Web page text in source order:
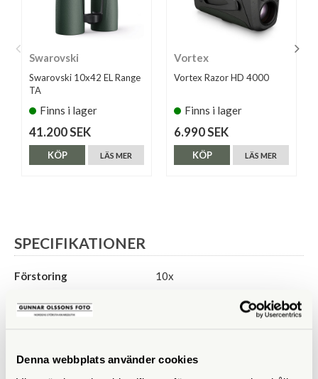
Denna webbplats använder cookies
Swarovski
Swarovski 10x42 EL Range
TA
Finns i lager
41.200 SEK
LÄS MER
KÖP
Vortex
Vortex Razor HD 4000
Finns i lager
6.990 SEK
LÄS MER
KÖP
SPECIFIKATIONER
Förstoring 10x
Frontlinsdiameter (mm)
Mätområde (m)